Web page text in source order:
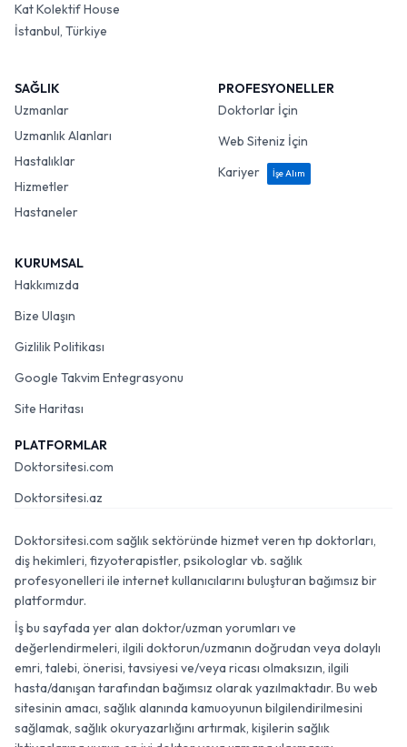
Kat Kolektif House
İstanbul, Türkiye
SAĞLIK
Uzmanlar
Uzmanlık Alanları
Hastalıklar
Hizmetler
Hastaneler
PROFESYONELLER
Doktorlar İçin
Web Siteniz İçin
Kariyer
İşe Alım
KURUMSAL
Hakkımızda
Bize Ulaşın
Gizlilik Politikası
Google Takvim Entegrasyonu
Site Haritası
PLATFORMLAR
Doktorsitesi.com
Doktorsitesi.az
Doktorsitesi.com sağlık sektöründe hizmet veren tıp doktorları,
diş hekimleri, fizyoterapistler, psikologlar vb. sağlık
profesyonelleri ile internet kullanıcılarını buluşturan bağımsız bir
platformdur.
İş bu sayfada yer alan doktor/uzman yorumları ve
değerlendirmeleri, ilgili doktorun/uzmanın doğrudan veya dolaylı
emri, talebi, önerisi, tavsiyesi ve/veya ricası olmaksızın, ilgili
hasta/danışan tarafından bağımsız olarak yazılmaktadır. Bu web
sitesinin amacı, sağlık alanında kamuoyunun bilgilendirilmesini
sağlamak, sağlık okuryazarlığını artırmak, kişilerin sağlık